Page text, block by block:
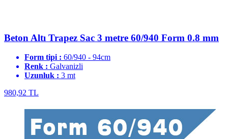
Beton Altı Trapez Sac 3 metre 60/940 Form 0.8 mm
Form tipi : 60/940 - 94cm
Renk : Galvanizli
Uzunluk : 3 mt
980,92 TL